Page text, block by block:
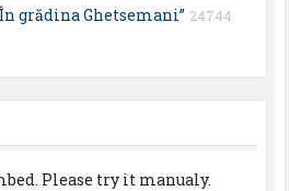
grădina Ghetsemani” 24744
Please try it manualy.